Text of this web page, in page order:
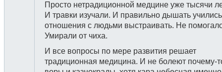
Просто нетрадиционной медцине уже тысячи
И травки изучали. И правильно дышать
отношения с людьми выстраивать. Не
Умирали от чиха.
И все вопросы по мере развития решает
традиционная медицина. И не болеют почему-